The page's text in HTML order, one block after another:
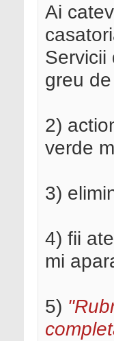
Ai
Servicii
greu
2)
verde
3)
4) fii
mi
5)